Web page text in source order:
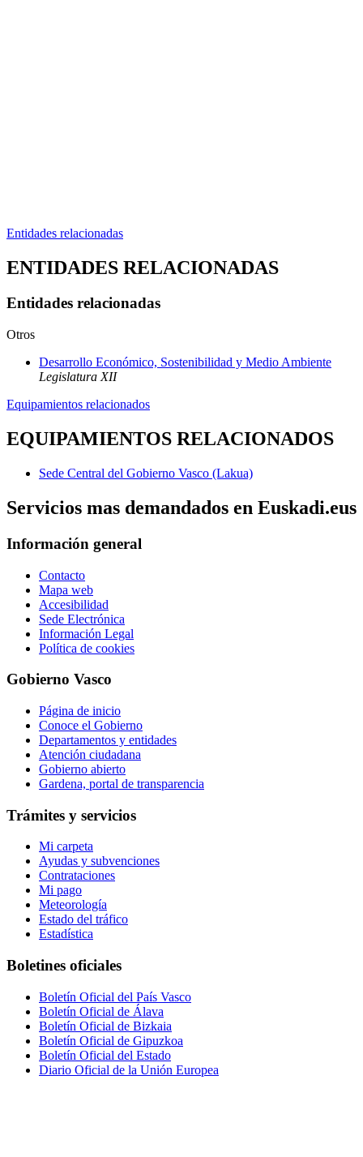
Entidades relacionadas
ENTIDADES RELACIONADAS
Entidades relacionadas
Otros
Desarrollo Económico, Sostenibilidad y Medio Ambiente
Legislatura XII
Equipamientos relacionados
EQUIPAMIENTOS RELACIONADOS
Sede Central del Gobierno Vasco (Lakua)
Servicios mas demandados en Euskadi.eus
Información general
Contacto
Mapa web
Accesibilidad
Sede Electrónica
Información Legal
Política de cookies
Gobierno Vasco
Página de inicio
Conoce el Gobierno
Departamentos y entidades
Atención ciudadana
Gobierno abierto
Gardena, portal de transparencia
Trámites y servicios
Mi carpeta
Ayudas y subvenciones
Contrataciones
Mi pago
Meteorología
Estado del tráfico
Estadística
Boletines oficiales
Boletín Oficial del País Vasco
Boletín Oficial de Álava
Boletín Oficial de Bizkaia
Boletín Oficial de Gipuzkoa
Boletín Oficial del Estado
Diario Oficial de la Unión Europea